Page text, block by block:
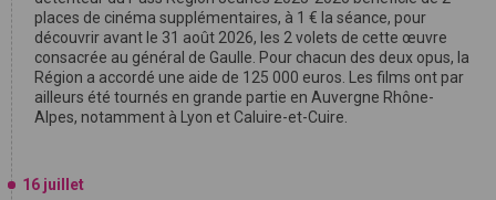
places de cinéma supplémentaires, à 1 € la séance, pour
découvrir avant le 31 août 2026, les 2 volets de cette œuvre
consacrée au général de Gaulle. Pour chacun des deux opus, la
Région a accordé une aide de 125 000 euros. Les films ont par
ailleurs été tournés en grande partie en Auvergne Rhône-
Alpes, notamment à Lyon et Caluire-et-Cuire.
16 juillet